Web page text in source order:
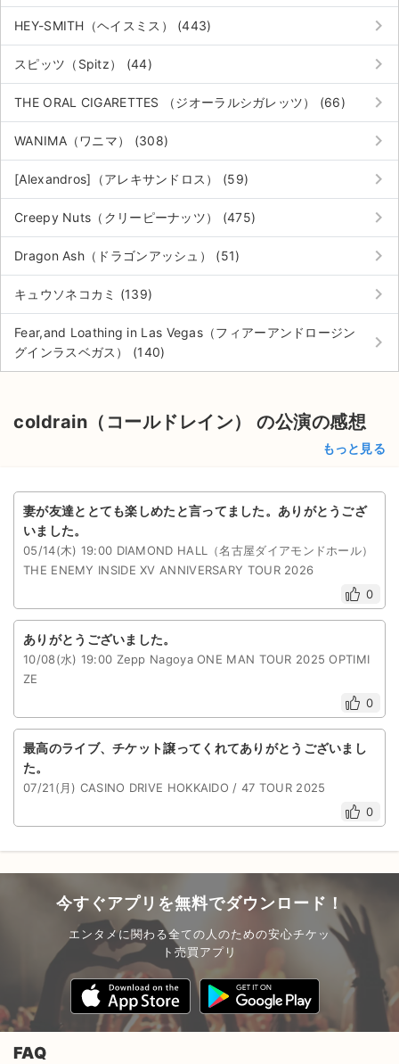
サイト情報
チケットジャム運営会社
プライバシーポリシー
公演登録依頼
不正転売禁止法について
チケットジャムの取り組み
HEY-SMITH（ヘイスミス） (443) keyboard_arrow_right
スピッツ（Spitz） (44) keyboard_arrow_right
THE ORAL CIGARETTES （ジオーラルシガレッツ） (66) keyboard_arrow_right
WANIMA（ワニマ） (308) keyboard_arrow_right
[Alexandros]（アレキサンドロス） (59) keyboard_arrow_right
Creepy Nuts（クリーピーナッツ） (475) keyboard_arrow_right
Dragon Ash（ドラゴンアッシュ） (51) keyboard_arrow_right
キュウソネコカミ (139) keyboard_arrow_right
Fear,and Loathing in Las Vegas（フィアーアンドロージン
グインラスベガス） (140)
keyboard_arrow_right
coldrain（コールドレイン） の公演の感想
もっと見る
妻が友達ととても楽しめたと言ってました。ありがとうござ
いました。
05/14(木) 19:00 DIAMOND HALL（名古屋ダイアモンドホール）
THE ENEMY INSIDE XV ANNIVERSARY TOUR 2026
0
ありがとうございました。
10/08(水) 19:00 Zepp Nagoya ONE MAN TOUR 2025 OPTIMI
ZE
0
最高のライブ、チケット譲ってくれてありがとうございまし
た。
07/21(月) CASINO DRIVE HOKKAIDO / 47 TOUR 2025
0
今すぐアプリを無料でダウンロード！
エンタメに関わる全ての人のための安心チケッ
ト売買アプリ
FAQ